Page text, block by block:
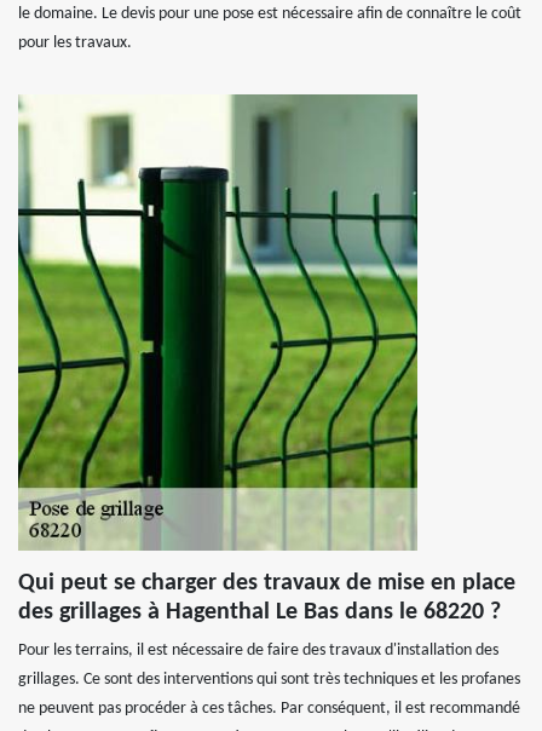
le domaine. Le devis pour une pose est nécessaire afin de connaître le coût
pour les travaux.
Qui peut se charger des travaux de mise en place
des grillages à Hagenthal Le Bas dans le 68220 ?
Pour les terrains, il est nécessaire de faire des travaux d'installation des
grillages. Ce sont des interventions qui sont très techniques et les profanes
ne peuvent pas procéder à ces tâches. Par conséquent, il est recommandé